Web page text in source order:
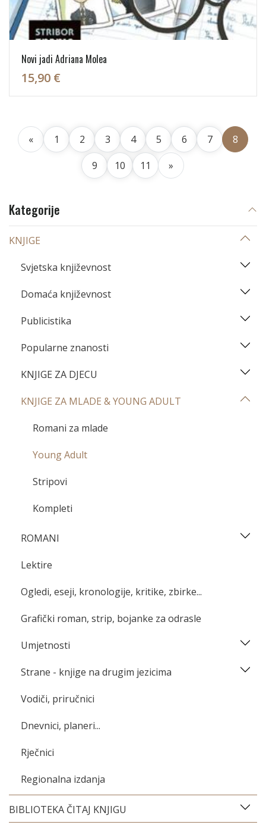
Novi jadi Adriana Molea
15,90 €
« 1 2 3 4 5 6 7
8
9
10 11 »
Kategorije
KNJIGE
Svjetska književnost
Domaća književnost
Publicistika
Popularne znanosti
KNJIGE ZA DJECU
KNJIGE ZA MLADE & YOUNG ADULT
Romani za mlade
Young Adult
Stripovi
Kompleti
ROMANI
Lektire
Ogledi, eseji, kronologije, kritike, zbirke...
Grafički roman, strip, bojanke za odrasle
Umjetnosti
Strane - knjige na drugim jezicima
Vodiči, priručnici
Dnevnici, planeri...
Rječnici
Regionalna izdanja
BIBLIOTEKA ČITAJ KNJIGU